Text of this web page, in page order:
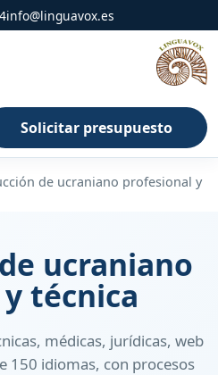
info@linguavox.es
Solicitar presupuesto
de ucraniano profesional y
ucraniano
técnica
médicas, jurídicas, web
150 idiomas, con procesos